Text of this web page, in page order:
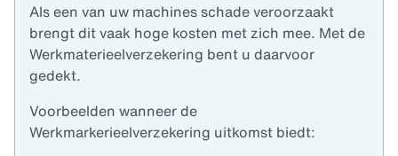
Als een van uw machines schade veroorzaakt
brengt dit vaak hoge kosten met zich mee. Met de
Werkmaterieelverzekering bent u daarvoor
gedekt.
Voorbeelden wanneer de
Werkmarkerieelverzekering uitkomst biedt: